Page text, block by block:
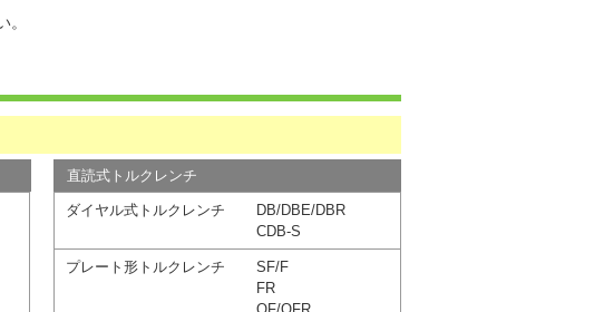
直読式トルクレンチ
ダイヤル式トルクレンチ
DB/DBE/DBR
CDB-S
プレート形トルクレンチ
SF/F
FR